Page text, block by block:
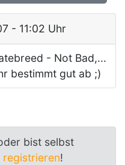
- 11:02 Uhr
- Not Bad,...
bestimmt gut ab ;)
bist selbst
!